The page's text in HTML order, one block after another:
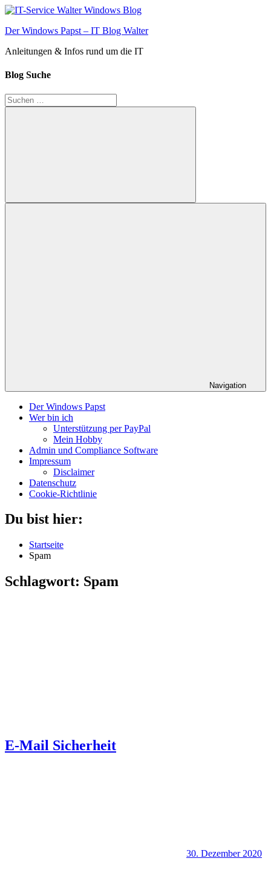
Zum
springen
Der Windows Papst – IT Blog Walter
Anleitungen & Infos rund um die IT
Blog Suche
Suchen
nach:
Suchen
Navigation
Der Windows Papst
Wer bin ich
Unterstützung per PayPal
Mein Hobby
Admin und Compliance Software
Impressum
Disclaimer
Datenschutz
Cookie-Richtlinie
Du bist hier:
Startseite
Spam
Schlagwort: Spam
E-Mail Sicherheit
30. Dezember 2020